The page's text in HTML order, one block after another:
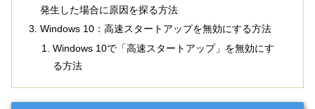
発生した場合に原因を探る方法
Windows 10：高速スタートアップを無効にする方法
Windows 10で「高速スタートアップ」を無効にす
る方法